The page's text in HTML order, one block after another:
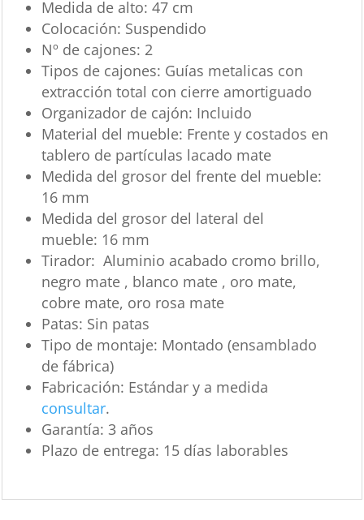
Medida de alto: 47 cm
Colocación: Suspendido
Nº de cajones: 2
Tipos de cajones: Guías metalicas con
extracción total con cierre amortiguado
Organizador de cajón: Incluido
Material del mueble: Frente y costados en
tablero de partículas lacado mate
Medida del grosor del frente del mueble:
16 mm
Medida del grosor del lateral del
mueble: 16 mm
Tirador: Aluminio acabado cromo brillo,
negro mate , blanco mate , oro mate,
cobre mate, oro rosa mate
Patas: Sin patas
Tipo de montaje: Montado (ensamblado
de fábrica)
Fabricación: Estándar y a medida
consultar.
Garantía: 3 años
Plazo de entrega: 15 días laborables